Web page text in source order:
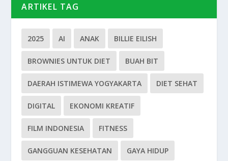
ARTIKEL TAG
2025 AI ANAK BILLIE EILISH
BROWNIES UNTUK DIET BUAH BIT
DAERAH ISTIMEWA YOGYAKARTA DIET SEHAT
DIGITAL EKONOMI KREATIF
FILM INDONESIA FITNESS
GANGGUAN KESEHATAN GAYA HIDUP